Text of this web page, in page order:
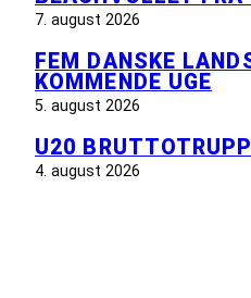
7. august 2026
FEM DANSKE
KOMMENDE UGE
5. august 2026
U20
4. august 2026